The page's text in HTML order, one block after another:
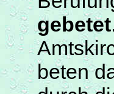
gebetet
beten